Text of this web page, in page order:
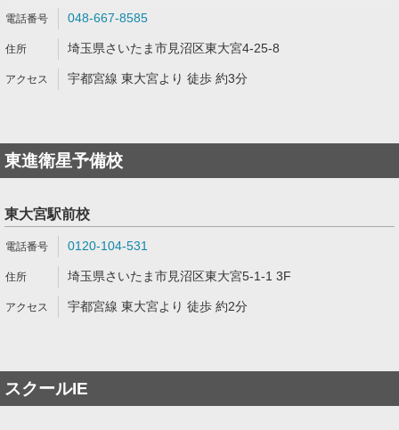
048-667-8585
埼玉県さいたま市見沼区東大宮4-25-8
宇都宮線 東大宮より 徒歩 約3分
東進衛星予備校
東大宮駅前校
0120-104-531
埼玉県さいたま市見沼区東大宮5-1-1 3F
宇都宮線 東大宮より 徒歩 約2分
スクールIE